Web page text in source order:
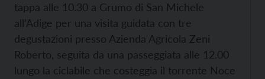
tappa alle 10.30 a Grumo di San Michele
all’Adige per una visita guidata con tre
degustazioni presso Azienda Agricola Zeni
Roberto, seguita da una passeggiata alle 12.00
lungo la ciclabile che costeggia il torrente Noce